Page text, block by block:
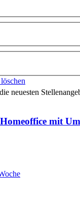
neuesten
mit